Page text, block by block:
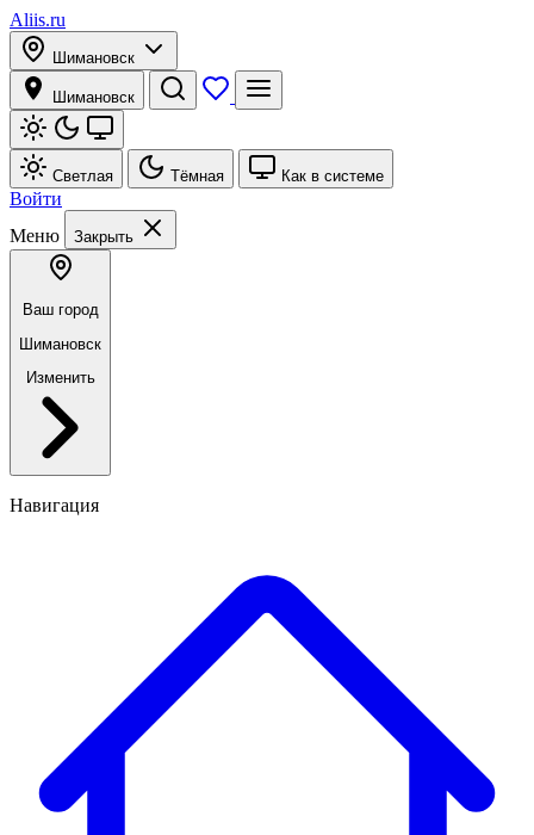
Aliis.ru
Шимановск
Шимановск
Светлая Тёмная Как в системе
Войти
Меню
Закрыть
Ваш город
Шимановск
Изменить
Навигация